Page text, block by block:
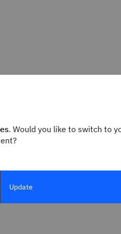
. Would you like to switch to
Update